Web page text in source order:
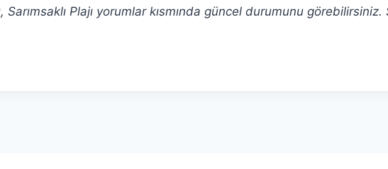
Sarımsaklı Plajı yorumlar kısmında güncel durumunu